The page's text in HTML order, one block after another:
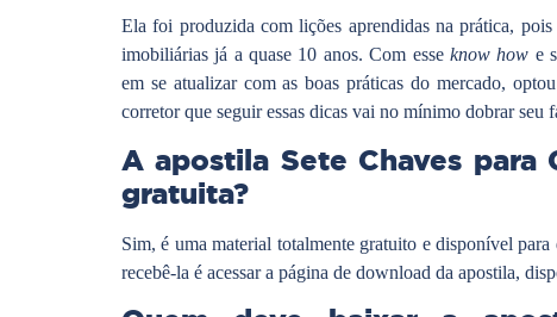
Ela foi produzida com lições aprendidas na prática,
imobiliárias já a quase 10 anos. Com esse know how e
em se atualizar com as boas práticas do mercado,
corretor que seguir essas dicas vai no mínimo dobrar seu
A apostila Sete Chaves
gratuita?
Sim, é uma material totalmente gratuito e disponível
recebê-la é acessar a página de download da apostila,